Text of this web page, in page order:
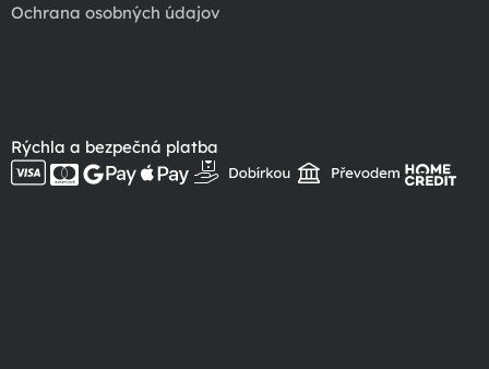
Ochrana osobných údajov
Rýchla a bezpečná platba